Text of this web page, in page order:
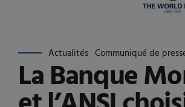
Actualités Communiqué de
La Banque